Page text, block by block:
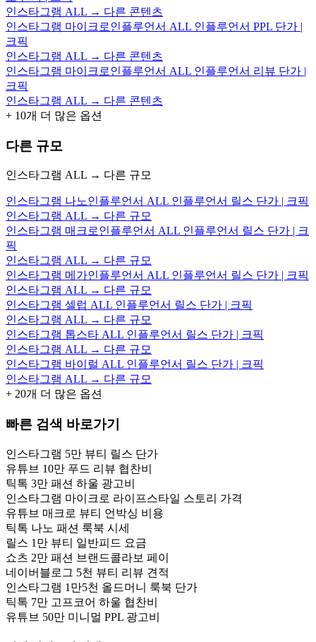
인스타그램 ALL → 다른 콘텐츠
인스타그램 마이크로인플루언서 ALL 인플루언서 PPL 단가 |
크픽
인스타그램 ALL → 다른 콘텐츠
인스타그램 마이크로인플루언서 ALL 인플루언서 리뷰 단가 |
크픽
인스타그램 ALL → 다른 콘텐츠
+ 10개 더 많은 옵션
다른 규모
인스타그램 ALL → 다른 규모
인스타그램 나노인플루언서 ALL 인플루언서 릴스 단가 | 크픽
인스타그램 ALL → 다른 규모
인스타그램 매크로인플루언서 ALL 인플루언서 릴스 단가 | 크
픽
인스타그램 ALL → 다른 규모
인스타그램 메가인플루언서 ALL 인플루언서 릴스 단가 | 크픽
인스타그램 ALL → 다른 규모
인스타그램 셀럽 ALL 인플루언서 릴스 단가 | 크픽
인스타그램 ALL → 다른 규모
인스타그램 톱스타 ALL 인플루언서 릴스 단가 | 크픽
인스타그램 ALL → 다른 규모
인스타그램 바이럴 ALL 인플루언서 릴스 단가 | 크픽
인스타그램 ALL → 다른 규모
+ 20개 더 많은 옵션
빠른 검색 바로가기
인스타그램 5만 뷰티 릴스 단가
유튜브 10만 푸드 리뷰 협찬비
틱톡 3만 패션 하울 광고비
인스타그램 마이크로 라이프스타일 스토리 가격
유튜브 매크로 뷰티 언박싱 비용
틱톡 나노 패션 룩북 시세
릴스 1만 뷰티 일반피드 요금
쇼츠 2만 패션 브랜드콜라보 페이
네이버블로그 5천 뷰티 리뷰 견적
인스타그램 1만5천 올드머니 룩북 단가
틱톡 7만 고프코어 하울 협찬비
유튜브 50만 미니멀 PPL 광고비